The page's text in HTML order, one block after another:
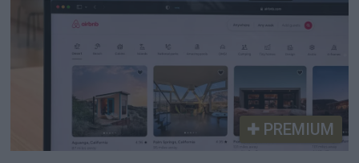
PREMIUM